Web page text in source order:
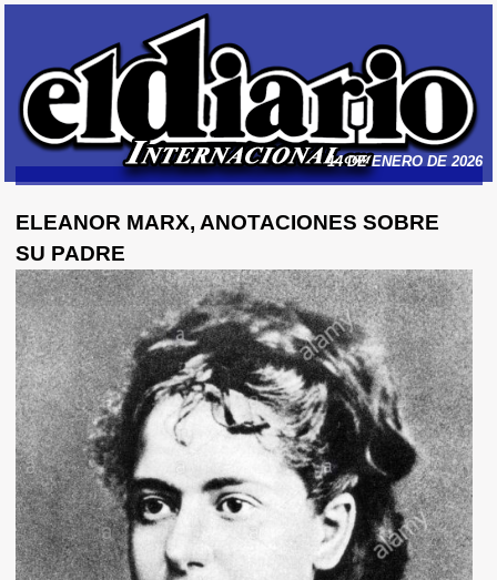
14 DE ENERO DE 2026
ELEANOR MARX, ANOTACIONES SOBRE
SU PADRE